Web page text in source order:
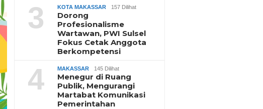
3 KOTA MAKASSAR 157 Dilihat
Dorong
Profesionalisme
Wartawan, PWI Sulsel
Fokus Cetak Anggota
Berkompetensi
4 MAKASSAR 145 Dilihat
Menegur di Ruang
Publik, Mengurangi
Martabat Komunikasi
Pemerintahan